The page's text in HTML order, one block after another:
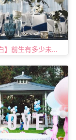
】前生有多少未...